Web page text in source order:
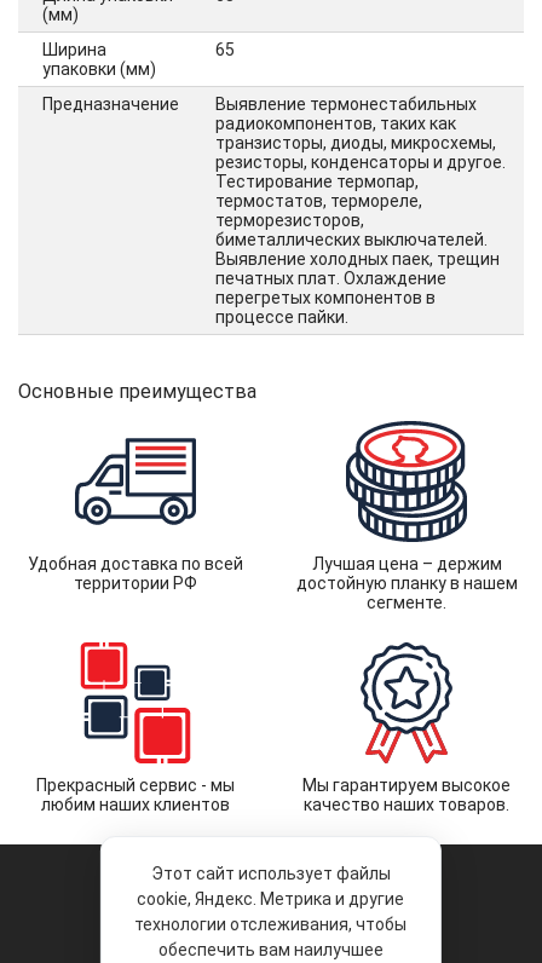
(мм)
Ширина
упаковки (мм)
65
Предназначение
Выявление термонестабильных
радиокомпонентов, таких как
транзисторы, диоды, микросхемы,
резисторы, конденсаторы и другое.
Тестирование термопар,
термостатов, термореле,
терморезисторов,
биметаллических выключателей.
Выявление холодных паек, трещин
печатных плат. Охлаждение
перегретых компонентов в
процессе пайки.
Основные преимущества
Удобная доставка по всей
территории РФ
Лучшая цена – держим
достойную планку в нашем
сегменте.
Прекрасный сервис - мы
любим наших клиентов
Мы гарантируем высокое
качество наших товаров.
© 2026 «Liberty Project».
Этот сайт использует файлы
cookie, Яндекс. Метрика и другие
технологии отслеживания, чтобы
обеспечить вам наилучшее